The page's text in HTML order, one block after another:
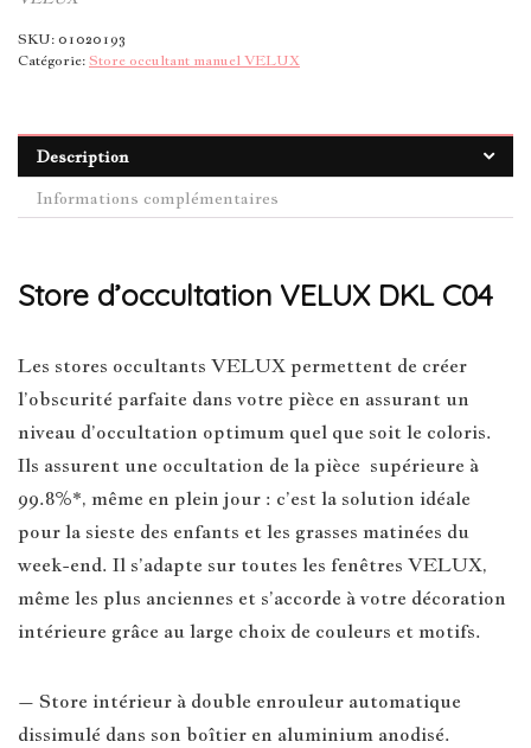
SKU:01020193
Catégorie:Store occultant manuel VELUX
Description
Informations complémentaires
Store d’occultation VELUX DKL C04
Les stores occultants VELUX permettent de créer
l’obscurité parfaite dans votre pièce en assurant un
niveau d’occultation optimum quel que soit le coloris.
Ils assurent une occultation de la pièce supérieure à
99.8%*, même en plein jour : c’est la solution idéale
pour la sieste des enfants et les grasses matinées du
week-end. Il s’adapte sur toutes les fenêtres VELUX,
même les plus anciennes et s’accorde à votre décoration
intérieure grâce au large choix de couleurs et motifs.
– Store intérieur à double enrouleur automatique
dissimulé dans son boîtier en aluminium anodisé.